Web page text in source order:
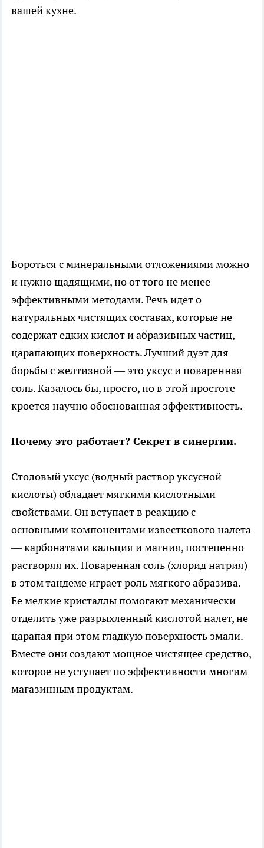
вашей кухне.
Бороться с минеральными отложениями можно
и нужно щадящими, но от того не менее
эффективными методами. Речь идет о
натуральных чистящих составах, которые не
содержат едких кислот и абразивных частиц,
царапающих поверхность. Лучший дуэт для
борьбы с желтизной — это уксус и поваренная
соль. Казалось бы, просто, но в этой простоте
кроется научно обоснованная эффективность.
Почему это работает? Секрет в синергии.
Столовый уксус (водный раствор уксусной
кислоты) обладает мягкими кислотными
свойствами. Он вступает в реакцию с
основными компонентами известкового налета
— карбонатами кальция и магния, постепенно
растворяя их. Поваренная соль (хлорид натрия)
в этом тандеме играет роль мягкого абразива.
Ее мелкие кристаллы помогают механически
отделить уже разрыхленный кислотой налет, не
царапая при этом гладкую поверхность эмали.
Вместе они создают мощное чистящее средство,
которое не уступает по эффективности многим
магазинным продуктам.